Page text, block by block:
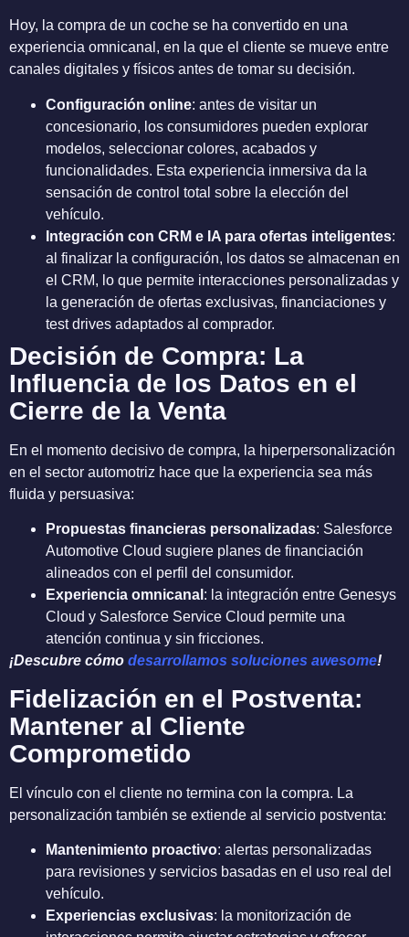
Hoy, la compra de un coche se ha convertido en una
experiencia omnicanal, en la que el cliente se mueve entre
canales digitales y físicos antes de tomar su decisión.
Configuración online: antes de visitar un
concesionario, los consumidores pueden explorar
modelos, seleccionar colores, acabados y
funcionalidades. Esta experiencia inmersiva da la
sensación de control total sobre la elección del
vehículo.
Integración con CRM e IA para ofertas inteligentes:
al finalizar la configuración, los datos se almacenan en
el CRM, lo que permite interacciones personalizadas y
la generación de ofertas exclusivas, financiaciones y
test drives adaptados al comprador.
Decisión de Compra: La
Influencia de los Datos en el
Cierre de la Venta
En el momento decisivo de compra, la hiperpersonalización
en el sector automotriz hace que la experiencia sea más
fluida y persuasiva:
Propuestas financieras personalizadas: Salesforce
Automotive Cloud sugiere planes de financiación
alineados con el perfil del consumidor.
Experiencia omnicanal : la integración entre Genesys
Cloud y Salesforce Service Cloud permite una
atención continua y sin fricciones.
¡Descubre cómo desarrollamos soluciones awesome!
Fidelización en el Postventa:
Mantener al Cliente
Comprometido
El vínculo con el cliente no termina con la compra. La
personalización también se extiende al servicio postventa:
Mantenimiento proactivo: alertas personalizadas
para revisiones y servicios basadas en el uso real del
vehículo.
Experiencias exclusivas: la monitorización de